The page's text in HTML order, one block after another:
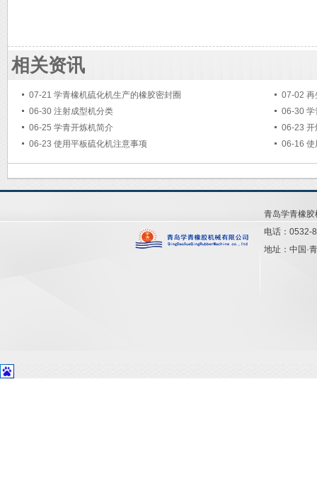
相关资讯
07-21 学青橡机硫化机生产的橡胶密封圈 07-02 再
06-30 注射成型机分类 06-30 学
06-25 学青开炼机简介 06-23 开
06-23 使用平板硫化机注意事项 06-16 使
青岛学青橡
电话：0532-
地址：中国·